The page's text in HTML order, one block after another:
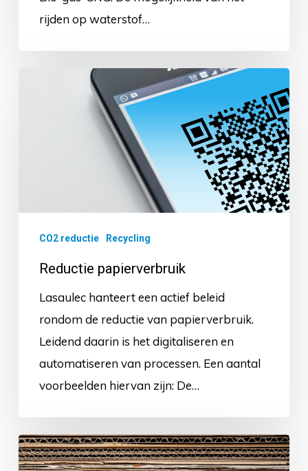
rijden op waterstof…
papierverbruik
CO2 reductie Recycling
Reductie papierverbruik
Lasaulec hanteert een actief beleid
rondom de reductie van papierverbruik.
Leidend daarin is het digitaliseren en
automatiseren van processen. Een aantal
voorbeelden hiervan zijn: De…
Verwerking
verpakkingsmateriaal